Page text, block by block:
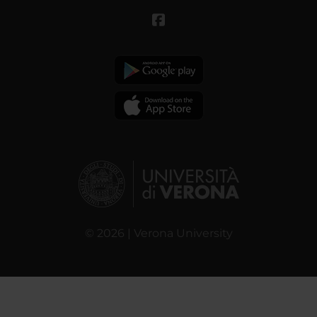
© 2026 | Verona University